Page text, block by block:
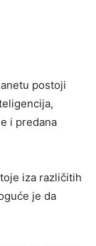
postoji
i predana
iza različitih
je da